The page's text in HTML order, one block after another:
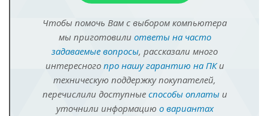
Чтобы помочь Вам с выбором компьютера
мы приготовили ответы на часто
задаваемые вопросы, рассказали много
интересного про нашу гарантию на ПКи
техническую поддержку покупателей,
перечислили доступные способы оплатыи
уточнили информацию о вариантах